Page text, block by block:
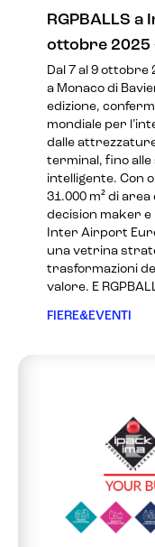
RGPBALLS
ottobre 2025
Dal 7 al 9
a Monaco di
edizione,
mondiale per
dalle
terminal, fino alle
intelligente. Con
31.000 m² di
decision maker
Inter Airport
una vetrina
trasformazioni
valore. E
FIERE&EVENTI